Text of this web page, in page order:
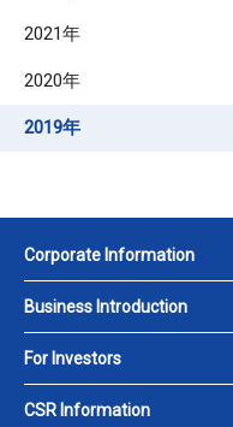
2021年
2020年
2019年
Corporate Information
Business Introduction
For Investors
CSR Information